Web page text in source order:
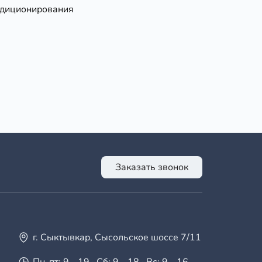
Заказать звонок
г. Сыктывкар, Сысольское шоссе 7/11